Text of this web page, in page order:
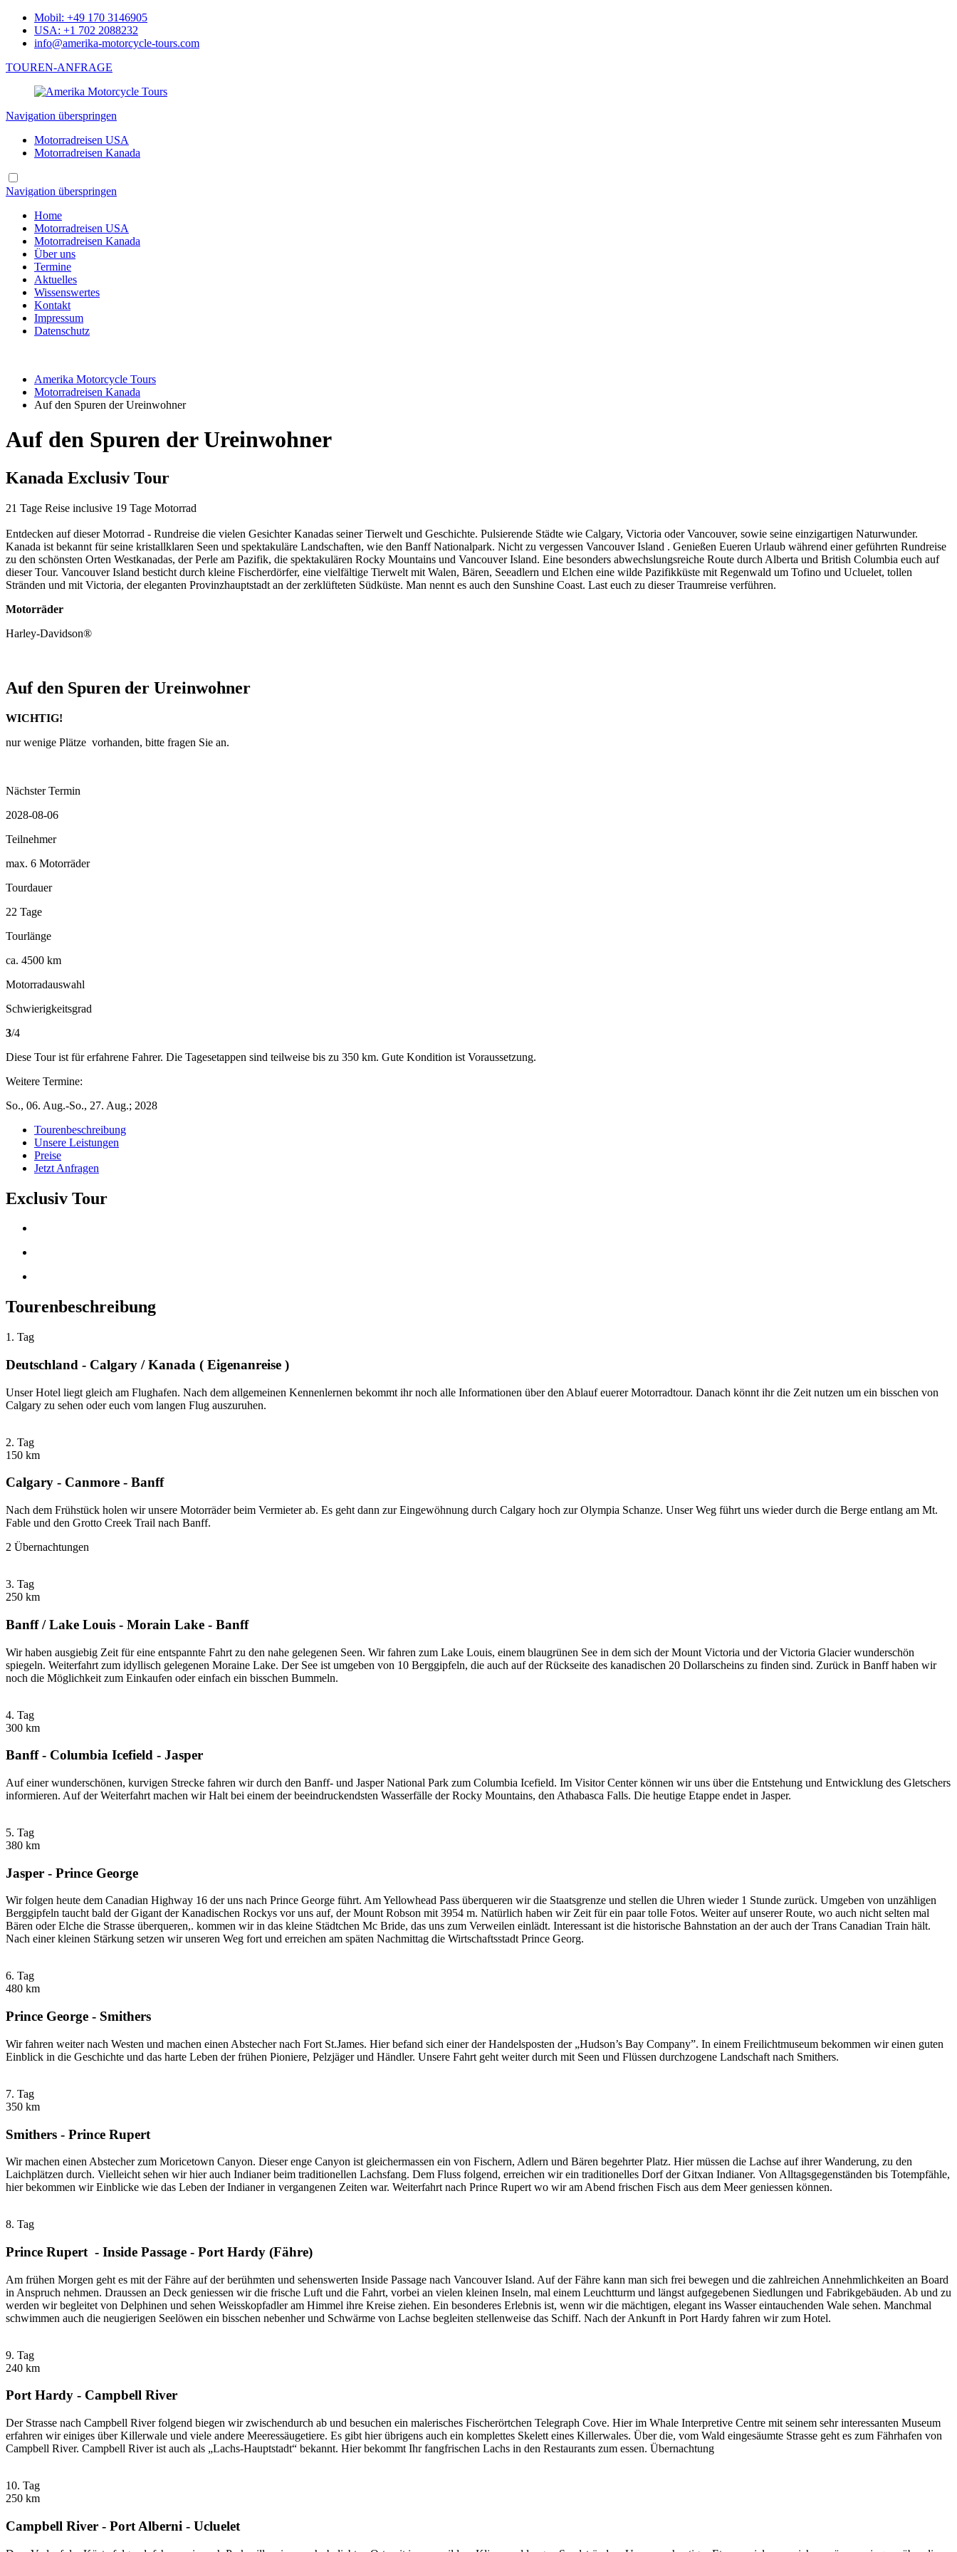
Mobil: +49 170 3146905
USA: +1 702 2088232
info@amerika-motorcycle-tours.com
TOUREN-ANFRAGE
Navigation überspringen
Motorradreisen USA
Motorradreisen Kanada
Navigation überspringen
Home
Motorradreisen USA
Motorradreisen Kanada
Über uns
Termine
Aktuelles
Wissenswertes
Kontakt
Impressum
Datenschutz
Amerika Motorcycle Tours
Motorradreisen Kanada
Auf den Spuren der Ureinwohner
Auf den Spuren der Ureinwohner
Kanada Exclusiv Tour
21 Tage Reise inclusive 19 Tage Motorrad
Entdecken auf dieser Motorrad - Rundreise die vielen Gesichter Kanadas seiner Tierwelt und Geschichte. Pulsierende Städte wie Calgary, Victoria oder Vancouver, sowie seine einzigartigen Naturwunder.
Kanada ist bekannt für seine kristallklaren Seen und spektakuläre Landschaften, wie den Banff Nationalpark. Nicht zu vergessen Vancouver Island . Genießen Eueren Urlaub während einer geführten Rundreise
zu den schönsten Orten Westkanadas, der Perle am Pazifik, die spektakulären Rocky Mountains und Vancouver Island. Eine besonders abwechslungsreiche Route durch Alberta und British Columbia euch auf
dieser Tour. Vancouver Island besticht durch kleine Fischerdörfer, eine vielfältige Tierwelt mit Walen, Bären, Seeadlern und Elchen eine wilde Pazifikküste mit Regenwald um Tofino und Ucluelet, tollen
Stränden und mit Victoria, der eleganten Provinzhauptstadt an der zerklüfteten Südküste. Man nennt es auch den Sunshine Coast. Last euch zu dieser Traumreise verführen.
Motorräder
Harley-Davidson®
Auf den Spuren der Ureinwohner
WICHTIG!
nur wenige Plätze vorhanden, bitte fragen Sie an.
Nächster Termin
2028-08-06
Teilnehmer
max. 6 Motorräder
Tourdauer
22 Tage
Tourlänge
ca. 4500 km
Motorradauswahl
Schwierigkeitsgrad
3/4
Diese Tour ist für erfahrene Fahrer. Die Tagesetappen sind teilweise bis zu 350 km. Gute Kondition ist Voraussetzung.
Weitere Termine:
So., 06. Aug.-So., 27. Aug.; 2028
Tourenbeschreibung
Unsere Leistungen
Preise
Jetzt Anfragen
Exclusiv Tour
Tourenbeschreibung
1. Tag
Deutschland - Calgary / Kanada ( Eigenanreise )
Unser Hotel liegt gleich am Flughafen. Nach dem allgemeinen Kennenlernen bekommt ihr noch alle Informationen über den Ablauf euerer Motorradtour. Danach könnt ihr die Zeit nutzen um ein bisschen von
Calgary zu sehen oder euch vom langen Flug auszuruhen.
2. Tag
150 km
Calgary - Canmore - Banff
Nach dem Frühstück holen wir unsere Motorräder beim Vermieter ab. Es geht dann zur Eingewöhnung durch Calgary hoch zur Olympia Schanze. Unser Weg führt uns wieder durch die Berge entlang am Mt.
Fable und den Grotto Creek Trail nach Banff.
2 Übernachtungen
3. Tag
250 km
Banff / Lake Louis - Morain Lake - Banff
Wir haben ausgiebig Zeit für eine entspannte Fahrt zu den nahe gelegenen Seen. Wir fahren zum Lake Louis, einem blaugrünen See in dem sich der Mount Victoria und der Victoria Glacier wunderschön
spiegeln. Weiterfahrt zum idyllisch gelegenen Moraine Lake. Der See ist umgeben von 10 Berggipfeln, die auch auf der Rückseite des kanadischen 20 Dollarscheins zu finden sind. Zurück in Banff haben wir
noch die Möglichkeit zum Einkaufen oder einfach ein bisschen Bummeln.
4. Tag
300 km
Banff - Columbia Icefield - Jasper
Auf einer wunderschönen, kurvigen Strecke fahren wir durch den Banff- und Jasper National Park zum Columbia Icefield. Im Visitor Center können wir uns über die Entstehung und Entwicklung des Gletschers
informieren. Auf der Weiterfahrt machen wir Halt bei einem der beeindruckendsten Wasserfälle der Rocky Mountains, den Athabasca Falls. Die heutige Etappe endet in Jasper.
5. Tag
380 km
Jasper - Prince George
Wir folgen heute dem Canadian Highway 16 der uns nach Prince George führt. Am Yellowhead Pass überqueren wir die Staatsgrenze und stellen die Uhren wieder 1 Stunde zurück. Umgeben von unzähligen
Berggipfeln taucht bald der Gigant der Kanadischen Rockys vor uns auf, der Mount Robson mit 3954 m. Natürlich haben wir Zeit für ein paar tolle Fotos. Weiter auf unserer Route, wo auch nicht selten mal
Bären oder Elche die Strasse überqueren,. kommen wir in das kleine Städtchen Mc Bride, das uns zum Verweilen einlädt. Interessant ist die historische Bahnstation an der auch der Trans Canadian Train hält.
Nach einer kleinen Stärkung setzen wir unseren Weg fort und erreichen am späten Nachmittag die Wirtschaftsstadt Prince Georg.
6. Tag
480 km
Prince George - Smithers
Wir fahren weiter nach Westen und machen einen Abstecher nach Fort St.James. Hier befand sich einer der Handelsposten der „Hudson’s Bay Company”. In einem Freilichtmuseum bekommen wir einen guten
Einblick in die Geschichte und das harte Leben der frühen Pioniere, Pelzjäger und Händler. Unsere Fahrt geht weiter durch mit Seen und Flüssen durchzogene Landschaft nach Smithers.
7. Tag
350 km
Smithers - Prince Rupert
Wir machen einen Abstecher zum Moricetown Canyon. Dieser enge Canyon ist gleichermassen ein von Fischern, Adlern und Bären begehrter Platz. Hier müssen die Lachse auf ihrer Wanderung, zu den
Laichplätzen durch. Vielleicht sehen wir hier auch Indianer beim traditionellen Lachsfang. Dem Fluss folgend, erreichen wir ein traditionelles Dorf der Gitxan Indianer. Von Alltagsgegenständen bis Totempfähle,
hier bekommen wir Einblicke wie das Leben der Indianer in vergangenen Zeiten war. Weiterfahrt nach Prince Rupert wo wir am Abend frischen Fisch aus dem Meer geniessen können.
8. Tag
Prince Rupert - Inside Passage - Port Hardy (Fähre)
Am frühen Morgen geht es mit der Fähre auf der berühmten und sehenswerten Inside Passage nach Vancouver Island. Auf der Fähre kann man sich frei bewegen und die zahlreichen Annehmlichkeiten an Board
in Anspruch nehmen. Draussen an Deck geniessen wir die frische Luft und die Fahrt, vorbei an vielen kleinen Inseln, mal einem Leuchtturm und längst aufgegebenen Siedlungen und Fabrikgebäuden. Ab und zu
werden wir begleitet von Delphinen und sehen Weisskopfadler am Himmel ihre Kreise ziehen. Ein besonderes Erlebnis ist, wenn wir die mächtigen, elegant ins Wasser eintauchenden Wale sehen. Manchmal
schwimmen auch die neugierigen Seelöwen ein bisschen nebenher und Schwärme von Lachse begleiten stellenweise das Schiff. Nach der Ankunft in Port Hardy fahren wir zum Hotel.
9. Tag
240 km
Port Hardy - Campbell River
Der Strasse nach Campbell River folgend biegen wir zwischendurch ab und besuchen ein malerisches Fischerörtchen Telegraph Cove. Hier im Whale Interpretive Centre mit seinem sehr interessanten Museum
erfahren wir einiges über Killerwale und viele andere Meeressäugetiere. Es gibt hier übrigens auch ein komplettes Skelett eines Killerwales. Über die, vom Wald eingesäumte Strasse geht es zum Fährhafen von
Campbell River. Campbell River ist auch als „Lachs-Hauptstadt“ bekannt. Hier bekommt Ihr fangfrischen Lachs in den Restaurants zum essen. Übernachtung
10. Tag
250 km
Campbell River - Port Alberni - Ucluelet